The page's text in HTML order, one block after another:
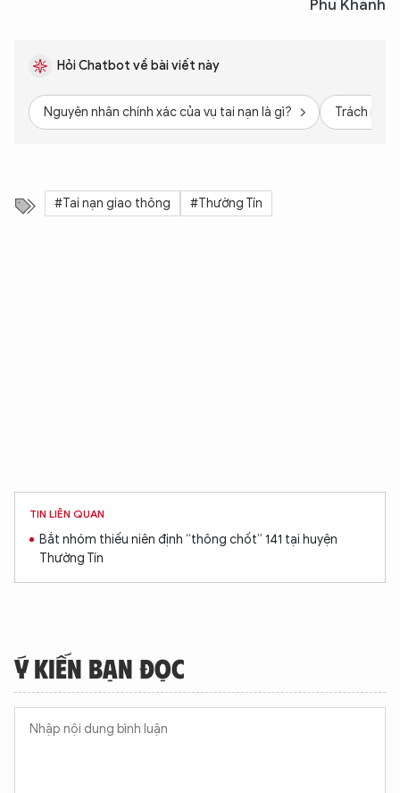
Phú Khánh
Hỏi Chatbot về bài viết này
Nguyên nhân chính xác của vụ tai nạn là gì? Trách
#Tai nạn giao thông #Thường Tín
TIN LIÊN QUAN
Bắt nhóm thiếu niên định “thông chốt” 141 tại huyện
Thường Tín
Ý KIẾN BẠN ĐỌC
XIN CHÀO,
TÔI LÀ CHATBOT CỦA